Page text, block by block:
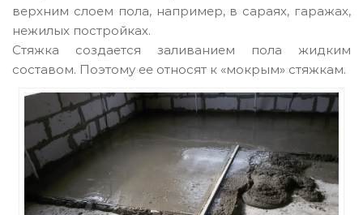
верхним слоем пола, например, в сараях, гаражах,
нежилых постройках.
Стяжка создается заливанием пола жидким
составом. Поэтому ее относят к «мокрым» стяжкам.